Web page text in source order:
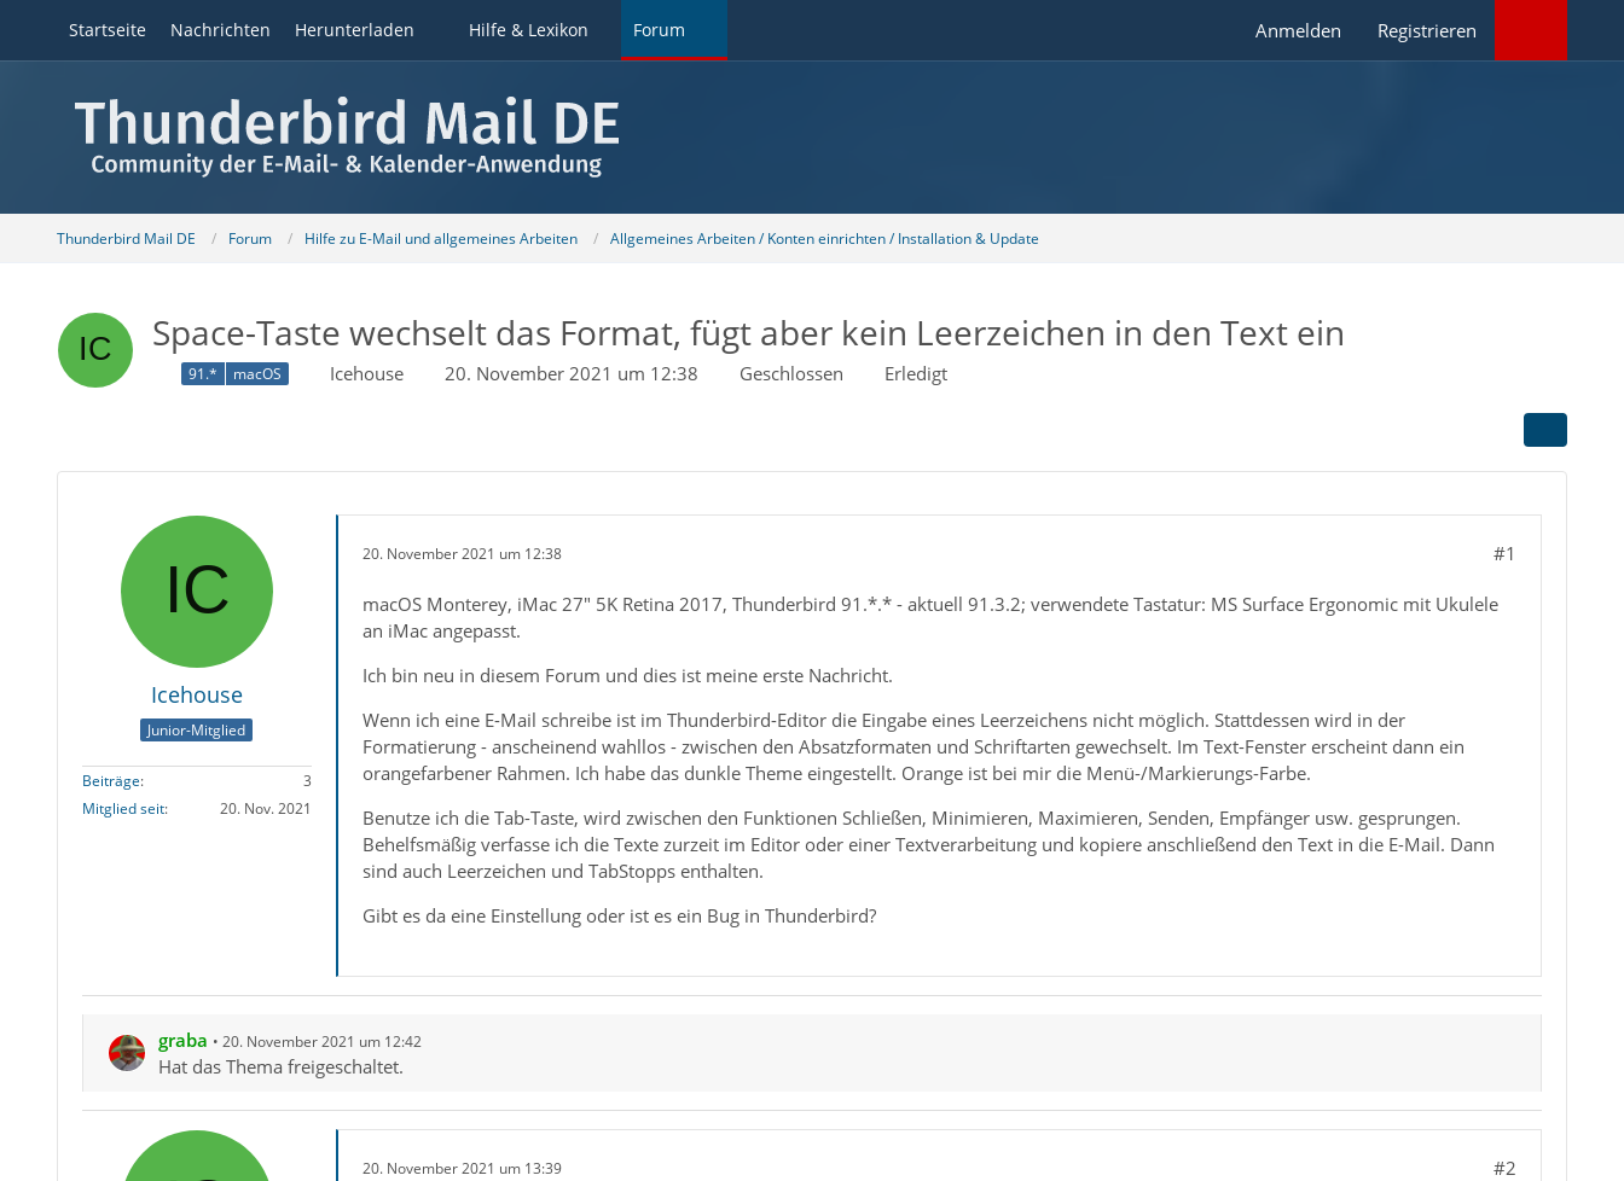
Startseite Nachrichten Herunterladen Hilfe & Lexikon Forum Anmelden Registrieren
Thunderbird Mail DE Forum Hilfe zu E-Mail und allgemeines Arbeiten Allgemeines Arbeiten / Konten einrichten / Installation & Update
Space-Taste wechselt das Format, fügt aber kein Leerzeichen in den Text ein
91.* macOS Icehouse 20. November 2021 um 12:38 Geschlossen Erledigt
Icehouse
Junior-Mitglied
Beiträge
3
Mitglied seit
20. Nov. 2021
20. November 2021 um 12:38 #1
macOS Monterey, iMac 27" 5K Retina 2017, Thunderbird 91.*.* - aktuell 91.3.2; verwendete Tastatur: MS Surface Ergonomic mit Ukulele
an iMac angepasst.
Ich bin neu in diesem Forum und dies ist meine erste Nachricht.
Wenn ich eine E-Mail schreibe ist im Thunderbird-Editor die Eingabe eines Leerzeichens nicht möglich. Stattdessen wird in der
Formatierung - anscheinend wahllos - zwischen den Absatzformaten und Schriftarten gewechselt. Im Text-Fenster erscheint dann ein
orangefarbener Rahmen. Ich habe das dunkle Theme eingestellt. Orange ist bei mir die Menü-/Markierungs-Farbe.
Benutze ich die Tab-Taste, wird zwischen den Funktionen Schließen, Minimieren, Maximieren, Senden, Empfänger usw. gesprungen.
Behelfsmäßig verfasse ich die Texte zurzeit im Editor oder einer Textverarbeitung und kopiere anschließend den Text in die E-Mail. Dann
sind auch Leerzeichen und TabStopps enthalten.
Gibt es da eine Einstellung oder ist es ein Bug in Thunderbird?
graba 20. November 2021 um 12:42
Hat das Thema freigeschaltet.
20. November 2021 um 13:39 #2